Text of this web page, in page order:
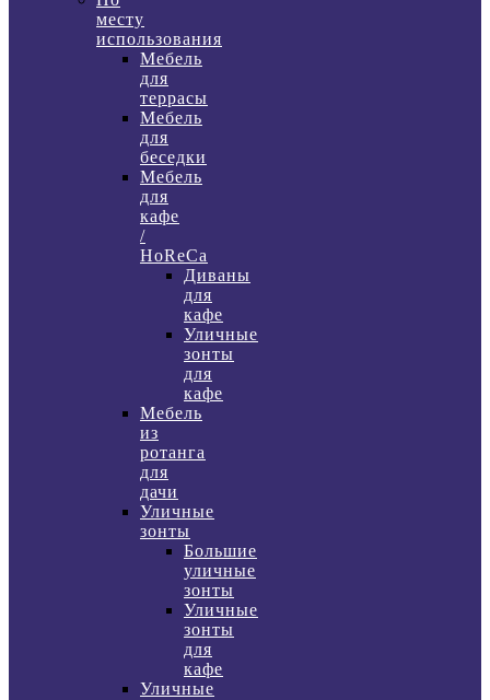
месту
использования
Мебель
для
террасы
Мебель
для
беседки
Мебель
для
кафе
/
HoReCa
Диваны
для
кафе
Уличные
зонты
для
кафе
Мебель
из
ротанга
для
дачи
Уличные
зонты
Большие
уличные
зонты
Уличные
зонты
для
кафе
Уличные